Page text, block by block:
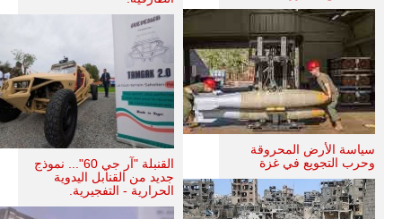
سياسة الأرض المحروقة
وحرب التجويع في غزة
القنبلة "آر جي 60"... نموذج
جديد من القنابل اليدوية
الحرارية - التفجيرية.